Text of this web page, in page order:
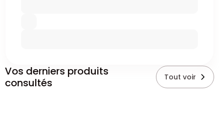
Vos derniers produits
consultés
Tout voir